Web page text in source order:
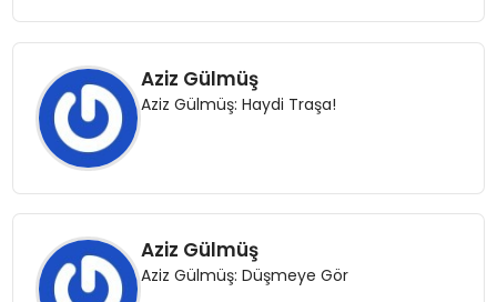
Aziz Gülmüş
Aziz Gülmüş: Haydi Traşa!
Aziz Gülmüş
Aziz Gülmüş: Düşmeye Gör